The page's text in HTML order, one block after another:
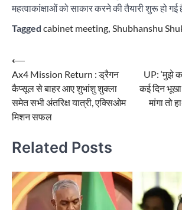
महत्वाकांक्षाओं को साकार करने की तैयारी शुरू हो गई
Tagged cabinet meeting, Shubhanshu
Post
navigation
⟵
Ax4 Mission Return : ड्रैगन
कैप्सूल से बाहर आए शुभांशु शुक्ला
समेत सभी अंतरिक्ष यात्री, एक्सिओम
मिशन सफल
UP: ‘मुझे
कई दिन भूखा
मांगा तो
Related Posts